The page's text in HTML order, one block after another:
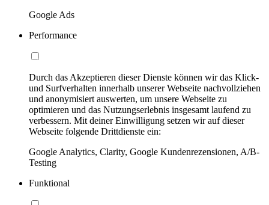
Google Ads
Performance
Durch das Akzeptieren dieser Dienste können wir das Klick-
und Surfverhalten innerhalb unserer Webseite nachvollziehen
und anonymisiert auswerten, um unsere Webseite zu
optimieren und das Nutzungserlebnis insgesamt laufend zu
verbessern. Mit deiner Einwilligung setzen wir auf dieser
Webseite folgende Drittdienste ein:
Google Analytics, Clarity, Google Kundenrezensionen, A/B-
Testing
Funktional